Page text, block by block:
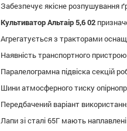
Забезпечує якісне розпушування
Культиватор Альтаір 5,6 02
Агрегатується з тракторами
Наявність транспортного
Паралелограмна підвіска секцій
Шини атмосферного тиску
Передбачений варіант
Лапи зі сталі 65Г мають